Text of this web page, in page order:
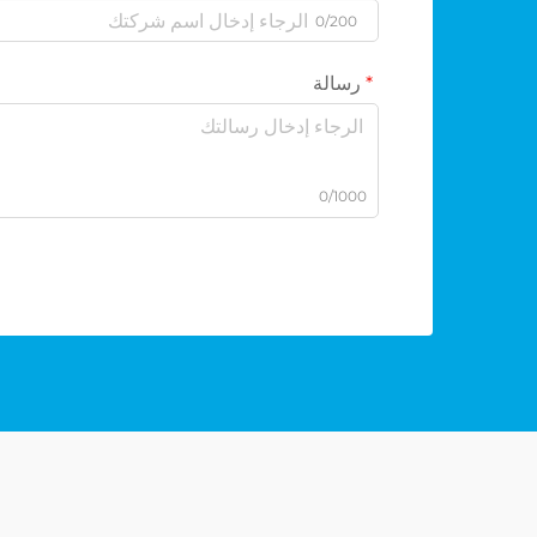
0/200
رسالة
0/1000